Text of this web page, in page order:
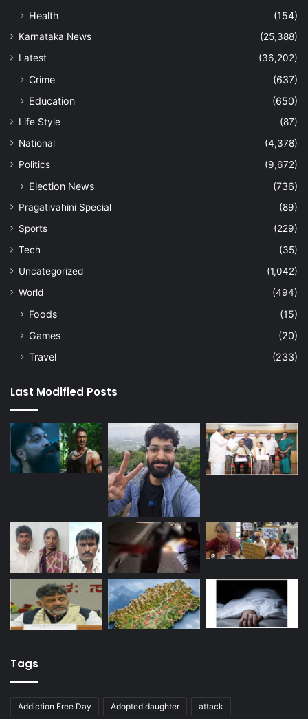
Health (154)
Karnataka News
(25,388)
Latest
(36,202)
Crime
(637)
Education
(650)
Life Style
(87)
National
(4,378)
Politics
(9,672)
Election News (736)
Pragativahini Special
(89)
Sports
(229)
Tech
(35)
Uncategorized
(1,042)
World
(494)
Foods
(15)
Games
(20)
Travel
(233)
Last Modified Posts
Tags
Addiction Free Day Adopted daughter attack